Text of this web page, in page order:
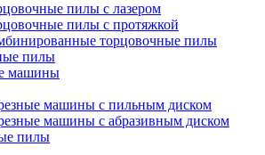
пилы с лазером
пилы с протяжкой
торцовочные пилы
пилы
машины
машины с пильным диском
машины с абразивным диском
пилы